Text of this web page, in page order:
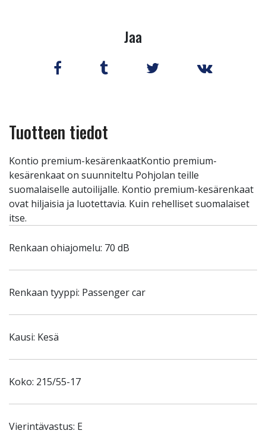
Jaa
Tuotteen tiedot
Kontio premium-kesärenkaatKontio premium-
kesärenkaat on suunniteltu Pohjolan teille
suomalaiselle autoilijalle. Kontio premium-kesärenkaat
ovat hiljaisia ja luotettavia. Kuin rehelliset suomalaiset
itse.
Renkaan ohiajomelu: 70 dB
Renkaan tyyppi: Passenger car
Kausi: Kesä
Koko: 215/55-17
Vierintävastus: E